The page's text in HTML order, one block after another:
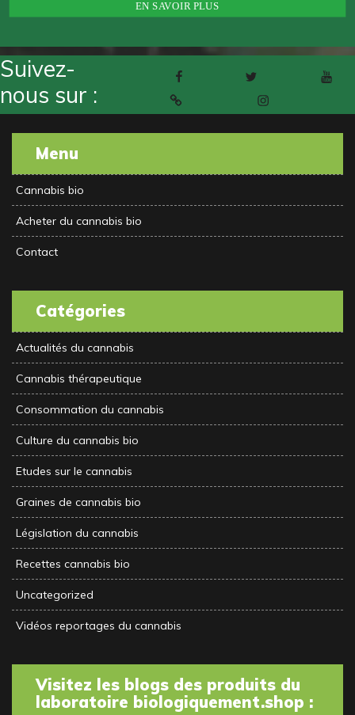
Suivez-
nous sur :
Menu
Cannabis bio
Acheter du cannabis bio
Contact
Catégories
Actualités du cannabis
Cannabis thérapeutique
Consommation du cannabis
Culture du cannabis bio
Etudes sur le cannabis
Graines de cannabis bio
Législation du cannabis
Recettes cannabis bio
Uncategorized
Vidéos reportages du cannabis
Visitez les blogs des produits du
laboratoire biologiquement.shop :